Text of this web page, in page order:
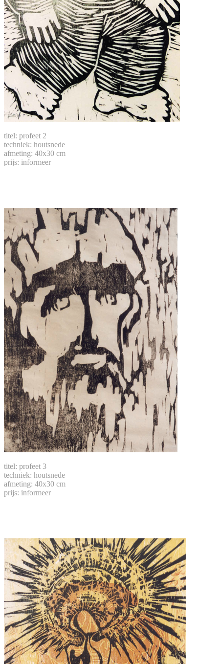
titel: profeet 2
techniek: houtsnede
afmeting: 40x30 cm
prijs: informeer
titel: profeet 3
techniek: houtsnede
afmeting: 40x30 cm
prijs: informeer